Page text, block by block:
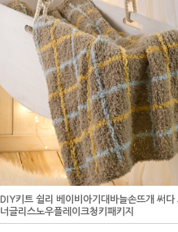
DIY키트 쉴리 베이비아기대바늘손뜨개 써다
너글리스노우플레이크청키패키지